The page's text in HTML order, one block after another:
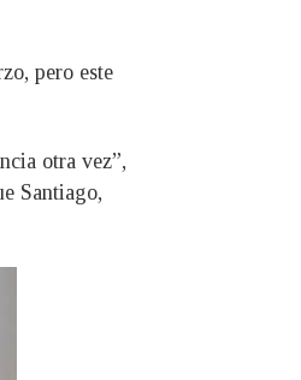
pero este
otra vez”,
Santiago,